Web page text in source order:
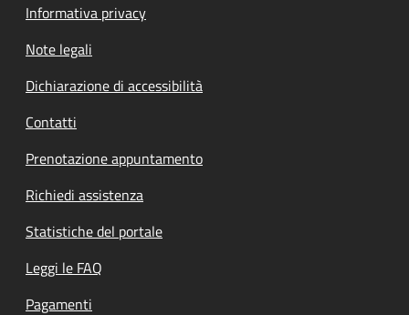
Informativa privacy
Note legali
Dichiarazione di accessibilità
Contatti
Prenotazione appuntamento
Richiedi assistenza
Statistiche del portale
Leggi le FAQ
Pagamenti